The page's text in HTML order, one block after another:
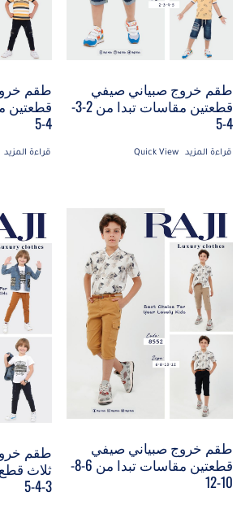
طقم خروج صبياني صيفي
قطعتين مقاسات تبدا من 2-3-
4-5
قراءة المزيد Quick View
طقم
4-5
قراءة المزيد
طقم خروج صبياني صيفي
قطعتين مقاسات تبدا من 6-8-
10-12
طقم
3-4-5